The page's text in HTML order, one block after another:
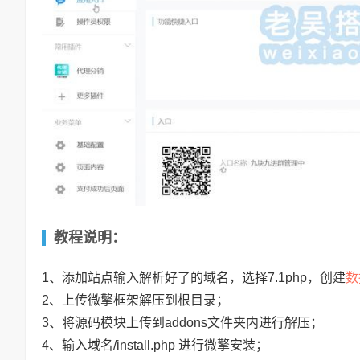
教程说明：
1、添加站点输入解析好了的域名，选择7.1php，创建
2、上传微擎框架解压到根目录；
3、将源码模块上传到addons文件夹内进行解压；
4、输入域名/install.php 进行微擎安装；